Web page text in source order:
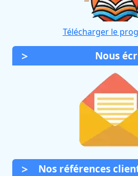
Télécharger le
Nous
Nos références